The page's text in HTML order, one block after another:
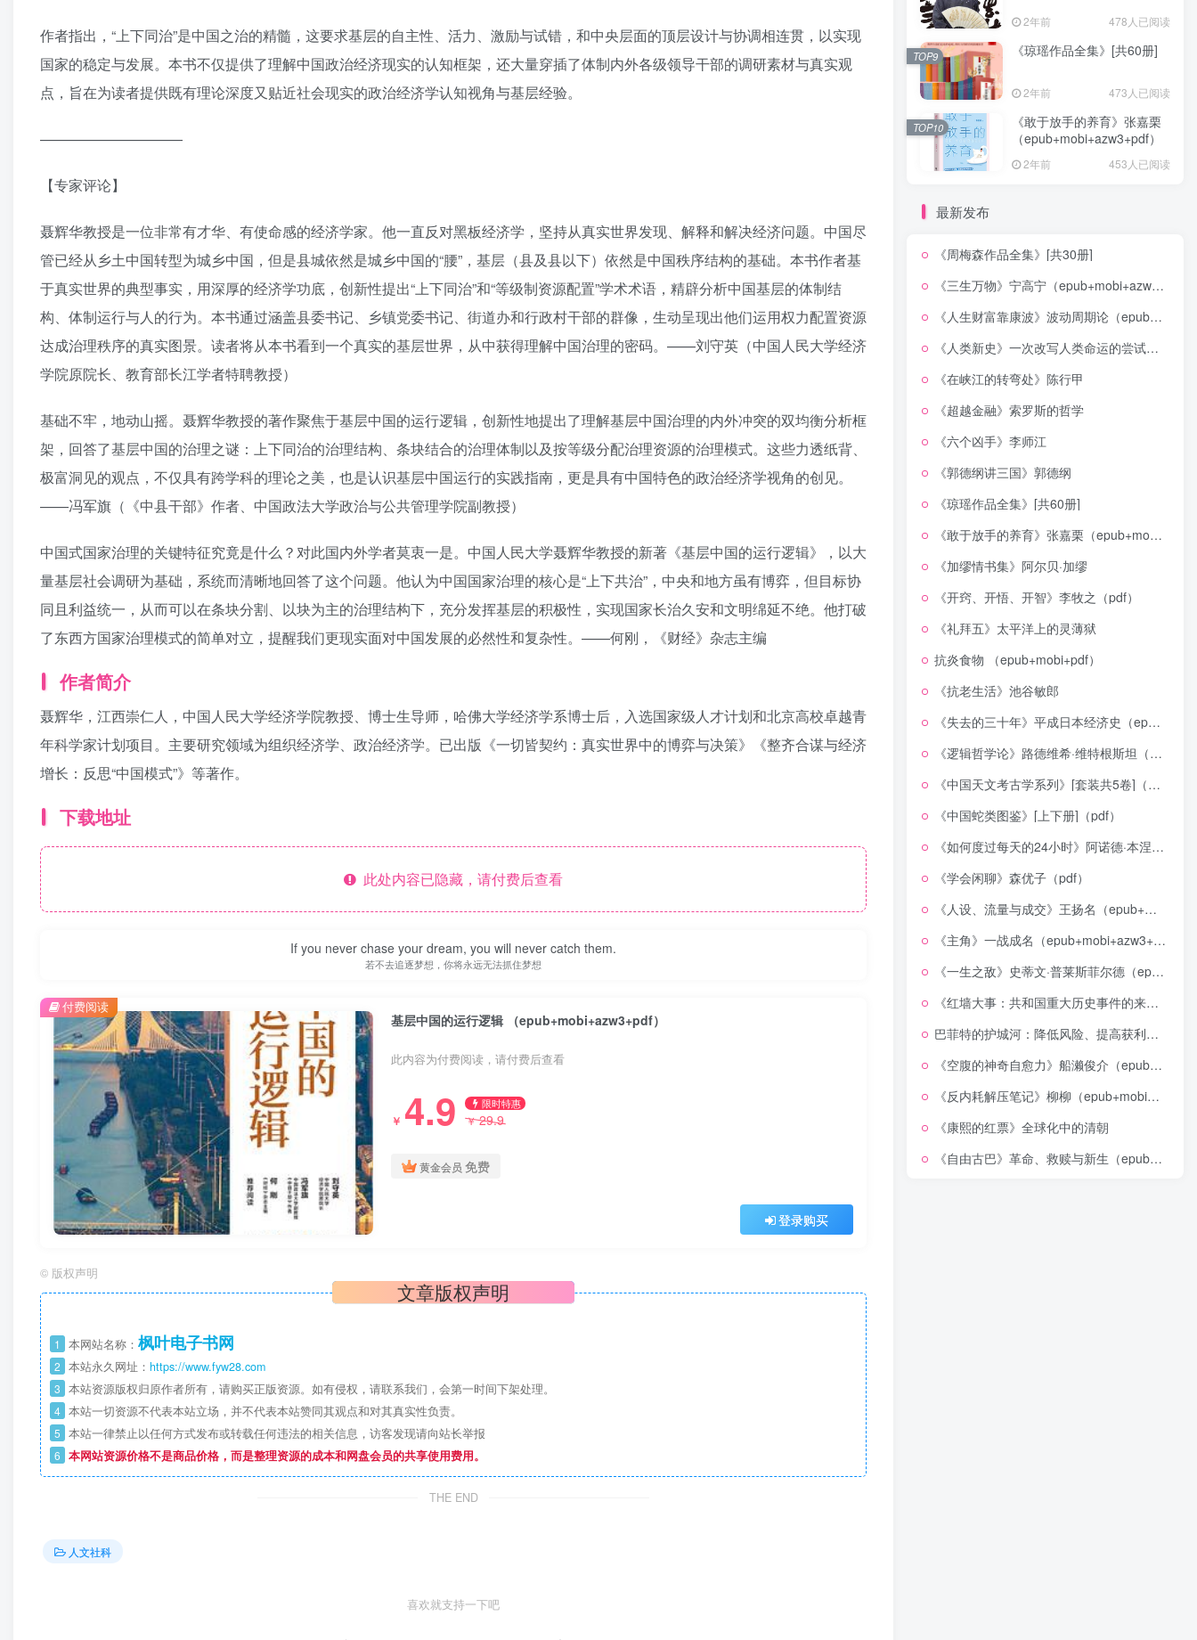
作者指出，“上下同治”是中国之治的精髓，这要求基层的自主性、活力、激励与试错，和中央层面的顶层设计与协调相连贯，以实现
国家的稳定与发展。本书不仅提供了理解中国政治经济现实的认知框架，还大量穿插了体制内外各级领导干部的调研素材与真实观
点，旨在为读者提供既有理论深度又贴近社会现实的政治经济学认知视角与基层经验。
——————————
【专家评论】
聂辉华教授是一位非常有才华、有使命感的经济学家。他一直反对黑板经济学，坚持从真实世界发现、解释和解决经济问题。中国尽
管已经从乡土中国转型为城乡中国，但是县城依然是城乡中国的“腰”，基层（县及县以下）依然是中国秩序结构的基础。本书作者基
于真实世界的典型事实，用深厚的经济学功底，创新性提出“上下同治”和“等级制资源配置”学术术语，精辟分析中国基层的体制结
构、体制运行与人的行为。本书通过涵盖县委书记、乡镇党委书记、街道办和行政村干部的群像，生动呈现出他们运用权力配置资源
达成治理秩序的真实图景。读者将从本书看到一个真实的基层世界，从中获得理解中国治理的密码。——刘守英（中国人民大学经济
学院原院长、教育部长江学者特聘教授）
基础不牢，地动山摇。聂辉华教授的著作聚焦于基层中国的运行逻辑，创新性地提出了理解基层中国治理的内外冲突的双均衡分析框
架，回答了基层中国的治理之谜：上下同治的治理结构、条块结合的治理体制以及按等级分配治理资源的治理模式。这些力透纸背、
极富洞见的观点，不仅具有跨学科的理论之美，也是认识基层中国运行的实践指南，更是具有中国特色的政治经济学视角的创见。
——冯军旗（《中县干部》作者、中国政法大学政治与公共管理学院副教授）
中国式国家治理的关键特征究竟是什么？对此国内外学者莫衷一是。中国人民大学聂辉华教授的新著《基层中国的运行逻辑》，以大
量基层社会调研为基础，系统而清晰地回答了这个问题。他认为中国国家治理的核心是“上下共治”，中央和地方虽有博弈，但目标协
同且利益统一，从而可以在条块分割、以块为主的治理结构下，充分发挥基层的积极性，实现国家长治久安和文明绵延不绝。他打破
了东西方国家治理模式的简单对立，提醒我们更现实面对中国发展的必然性和复杂性。——何刚，《财经》杂志主编
作者简介
聂辉华，江西崇仁人，中国人民大学经济学院教授、博士生导师，哈佛大学经济学系博士后，入选国家级人才计划和北京高校卓越青
年科学家计划项目。主要研究领域为组织经济学、政治经济学。已出版《一切皆契约：真实世界中的博弈与决策》《整齐合谋与经济
增长：反思“中国模式”》等著作。
下载地址
此处内容已隐藏，请付费后查看
If you never chase your dream, you will never catch them.
若不去追逐梦想，你将永远无法抓住梦想
基层中国的运行逻辑 （epub+mobi+azw3+pdf）
此内容为付费阅读，请付费后查看
￥ 4.9 限时特惠
￥29.9
黄金会员 免费
登录购买
付费阅读
© 版权声明
文章版权声明
1 本网站名称： 枫叶电子书网
2 本站永久网址： https://www.fyw28.com
3 本站资源版权归原作者所有，请购买正版资源。如有侵权，请联系我们，会第一时间下架处理。
4 本站一切资源不代表本站立场，并不代表本站赞同其观点和对其真实性负责。
5 本站一律禁止以任何方式发布或转载任何违法的相关信息，访客发现请向站长举报
6 本网站资源价格不是商品价格，而是整理资源的成本和网盘会员的共享使用费用。
THE END
人文社科
喜欢就支持一下吧
2年前 478人已阅读
《琼瑶作品全集》[共60册]
2年前 473人已阅读
TOP9
《敢于放手的养育》张嘉栗
（epub+mobi+azw3+pdf）
2年前 453人已阅读
TOP10
最新发布
《周梅森作品全集》[共30册]
《三生万物》宁高宁（epub+mobi+azw3+pdf）
《人生财富靠康波》波动周期论（epub+mobi+azw3+pdf）
《人类新史》一次改写人类命运的尝试（epub+mobi+azw3+pdf）
《在峡江的转弯处》陈行甲
《超越金融》索罗斯的哲学
《六个凶手》李师江
《郭德纲讲三国》郭德纲
《琼瑶作品全集》[共60册]
《敢于放手的养育》张嘉栗（epub+mobi+azw3+pdf）
《加缪情书集》阿尔贝·加缪
《开窍、开悟、开智》李牧之（pdf）
《礼拜五》太平洋上的灵薄狱
抗炎食物 （epub+mobi+pdf）
《抗老生活》池谷敏郎
《失去的三十年》平成日本经济史（epub+mobi+azw3+pdf）
《逻辑哲学论》路德维希·维特根斯坦（epub+mobi+azw3+pdf）
《中国天文考古学系列》[套装共5卷]（epub+mobi+azw3+pdf）
《中国蛇类图鉴》[上下册]（pdf）
《如何度过每天的24小时》阿诺德·本涅特（epub+mobi+azw3+pdf）
《学会闲聊》森优子（pdf）
《人设、流量与成交》王扬名（epub+mobi+azw3+pdf）
《主角》一战成名（epub+mobi+azw3+pdf）
《一生之敌》史蒂文·普莱斯菲尔德（epub+mobi+azw3+pdf）
《红墙大事：共和国重大历史事件的来龙去脉》（全二册）（pdf）
巴菲特的护城河：降低风险、提高获利的股市真规则(epub+azw3+mobi)
《空腹的神奇自愈力》船濑俊介（epub+mobi+azw3+pdf）
《反内耗解压笔记》柳柳（epub+mobi+azw3+pdf）
《康熙的红票》全球化中的清朝
《自由古巴》革命、救赎与新生（epub+mobi+azw3+pdf）